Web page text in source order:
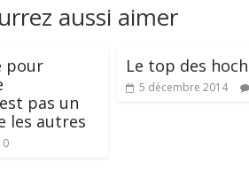
aussi aimer
pour
pas un
les autres
0
Le top des
5 décembre 2014